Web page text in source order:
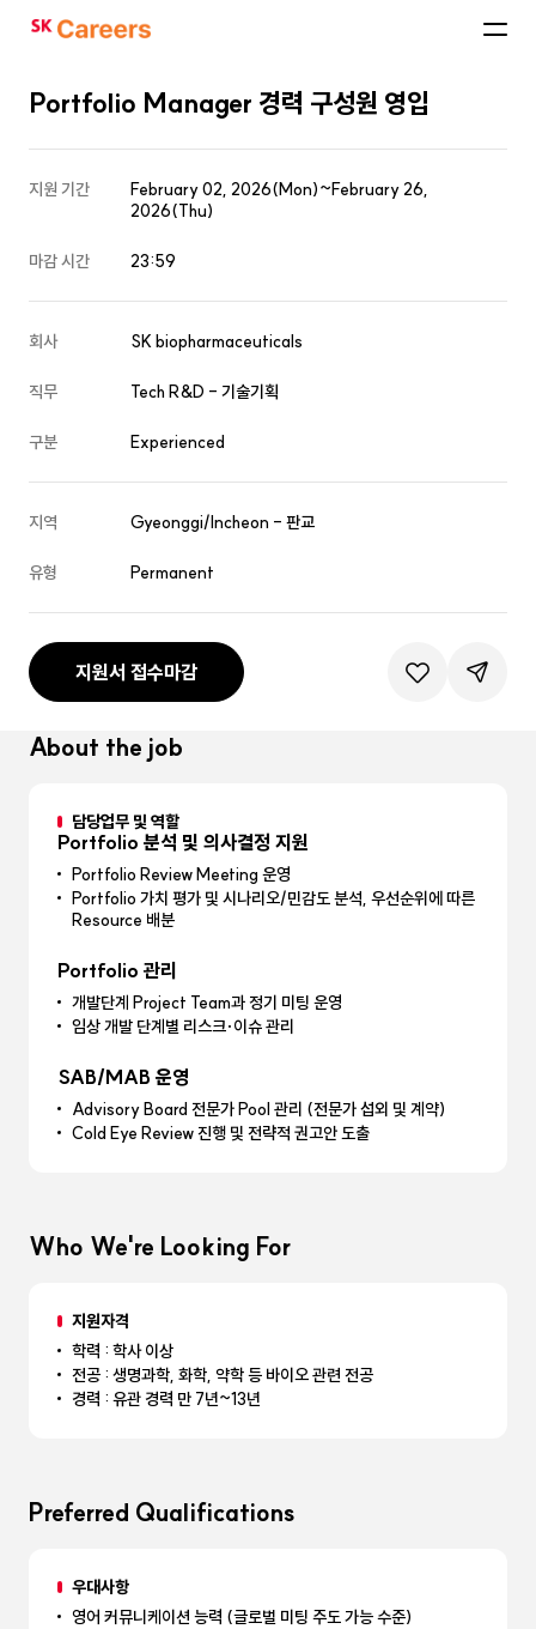
SK
About the job
담당업무 및 역할
Portfolio 분석 및 의사결정 지원
Portfolio Review Meeting 운영
Portfolio 가치 평가 및 시나리오/민감도 분석, 우선순위에 따른
Resource 배분
Portfolio 관리
개발단계 Project Team과 정기 미팅 운영
임상 개발 단계별 리스크·이슈 관리
SAB/MAB 운영
Advisory Board 전문가 Pool 관리 (전문가 섭외 및 계약)
Cold Eye Review 진행 및 전략적 권고안 도출
Who We're Looking For
지원자격
학력 : 학사 이상
전공 : 생명과학, 화학, 약학 등 바이오 관련 전공
경력 : 유관 경력 만 7년~13년
Preferred Qualifications
우대사항
영어 커뮤니케이션 능력 (글로벌 미팅 주도 가능 수준)
Portfolio Manager 경력 구성원 영입
지원 기간
February 02, 2026(Mon)~February 26,
2026(Thu)
마감 시간 23:59
회사 SK biopharmaceuticals
직무 Tech R&D - 기술기획
구분 Experienced
지역 Gyeonggi/Incheon - 판교
유형 Permanent
지원서 접수마감 관심공고등록
공유하